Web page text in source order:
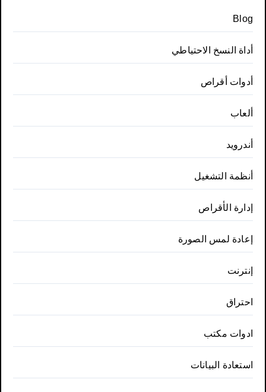
Blog
أداة النسخ الاحتياطي
أدوات أقراص
ألعاب
أندرويد
أنظمة التشغيل
إدارة الأقراص
إعادة لمس الصورة
إنترنت
احتراق
ادوات مكتب
استعادة البيانات